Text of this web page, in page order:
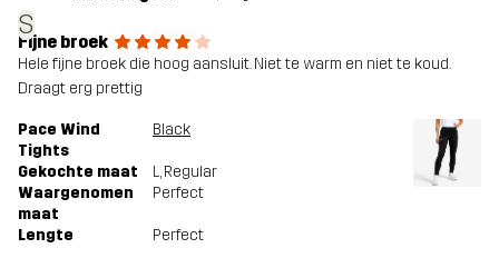
S
Fijne broek
Hele fijne broek die hoog aansluit. Niet te warm en niet te koud.
Draagt erg prettig
Pace Wind
Tights
Black
Gekochte maat L, Regular
Waargenomen
maat
Perfect
Lengte Perfect